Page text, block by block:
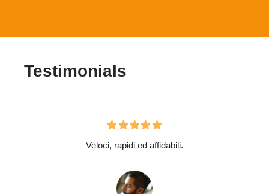
Testimonials
Veloci, rapidi ed affidabili.